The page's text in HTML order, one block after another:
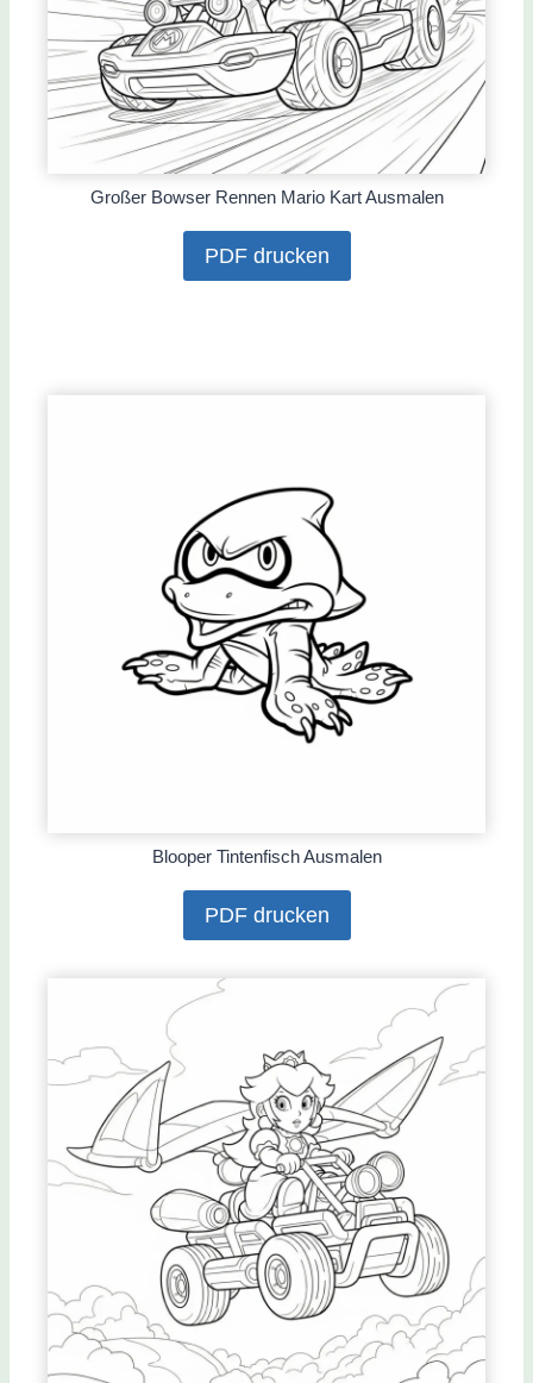
Großer Bowser Rennen Mario Kart Ausmalen
PDF drucken
Blooper Tintenfisch Ausmalen
PDF drucken